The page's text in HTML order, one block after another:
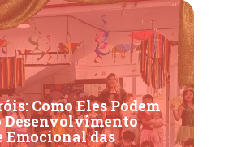
Como Eles Podem
Desenvolvimento
Emocional das